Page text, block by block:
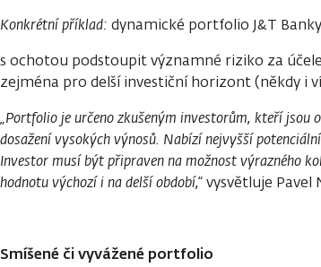
Konkrétní příklad: dynamické portfolio J&T
s ochotou podstoupit významné riziko za
zejména pro delší investiční horizont (někdy i
„Portfolio je určeno zkušeným investorům, kteří jsou
dosažení vysokých výnosů. Nabízí nejvyšší
Investor musí být připraven na možnost výrazného
hodnotu výchozí i na delší období,“vysvětluje Pavel
Smíšené či vyvážené portfolio